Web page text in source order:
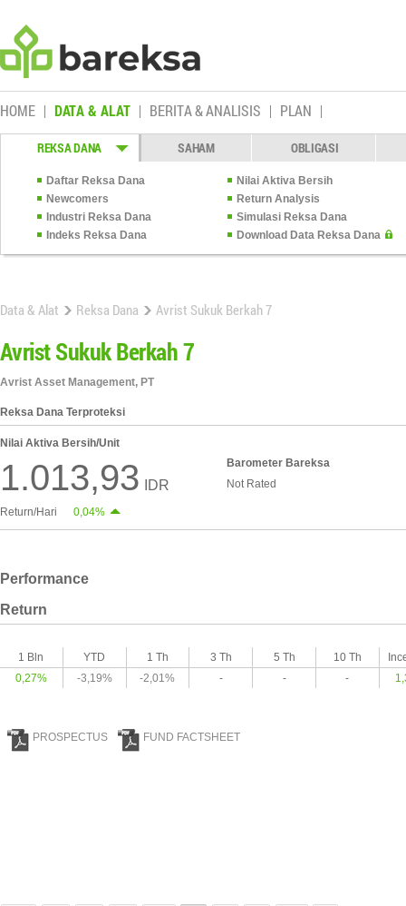
HOME DATA & ALAT BERITA & ANALISIS PLAN
REKSA DANA SAHAM OBLIGASI
Daftar Reksa Dana
Nilai Aktiva Bersih
Newcomers
Return Analysis
Industri Reksa Dana
Simulasi Reksa Dana
Indeks Reksa Dana
Download Data Reksa Dana
Data & Alat Reksa Dana Avrist Sukuk Berkah 7
Avrist Sukuk Berkah 7
Avrist Asset Management, PT
Reksa Dana Terproteksi
Nilai Aktiva Bersih/Unit
1.013,93 IDR
Barometer Bareksa
Not Rated
Return/Hari 0,04%
Performance
Return
1 Bln YTD 1 Th 3 Th 5 Th 10 Th
0,27%
-3,19% -2,01% - - -
PROSPECTUS FUND FACTSHEET